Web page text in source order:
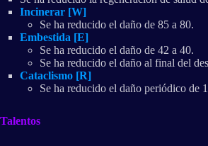
Incinerar [W]
Se ha reducido el daño de 85 a 80.
Embestida [E]
Se ha reducido el daño de 42 a 40.
Se ha reducido el daño al final del
Cataclismo [R]
Se ha reducido el daño periódico de
Talentos